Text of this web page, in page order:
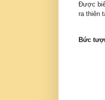
Được
ra thiên
Bức